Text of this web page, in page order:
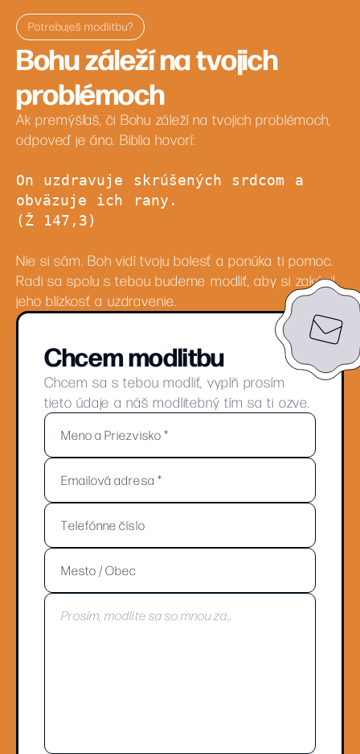
Potrebuješ modlitbu?
Bohu záleží na tvojich
problémoch
Ak premýšľaš, či Bohu záleží na tvojich problémoch,
odpoveď je áno. Biblia hovorí:
On uzdravuje skrúšených srdcom a
obväzuje ich rany.
(Ž 147,3)
Nie si sám. Boh vidí tvoju bolesť a ponúka ti pomoc.
Radi sa spolu s tebou budeme modliť, aby si zakúsil
jeho blízkosť a uzdravenie.
Chcem modlitbu
Chcem sa s tebou modliť, vyplň prosím
tieto údaje a náš modlitebný tím sa ti ozve.